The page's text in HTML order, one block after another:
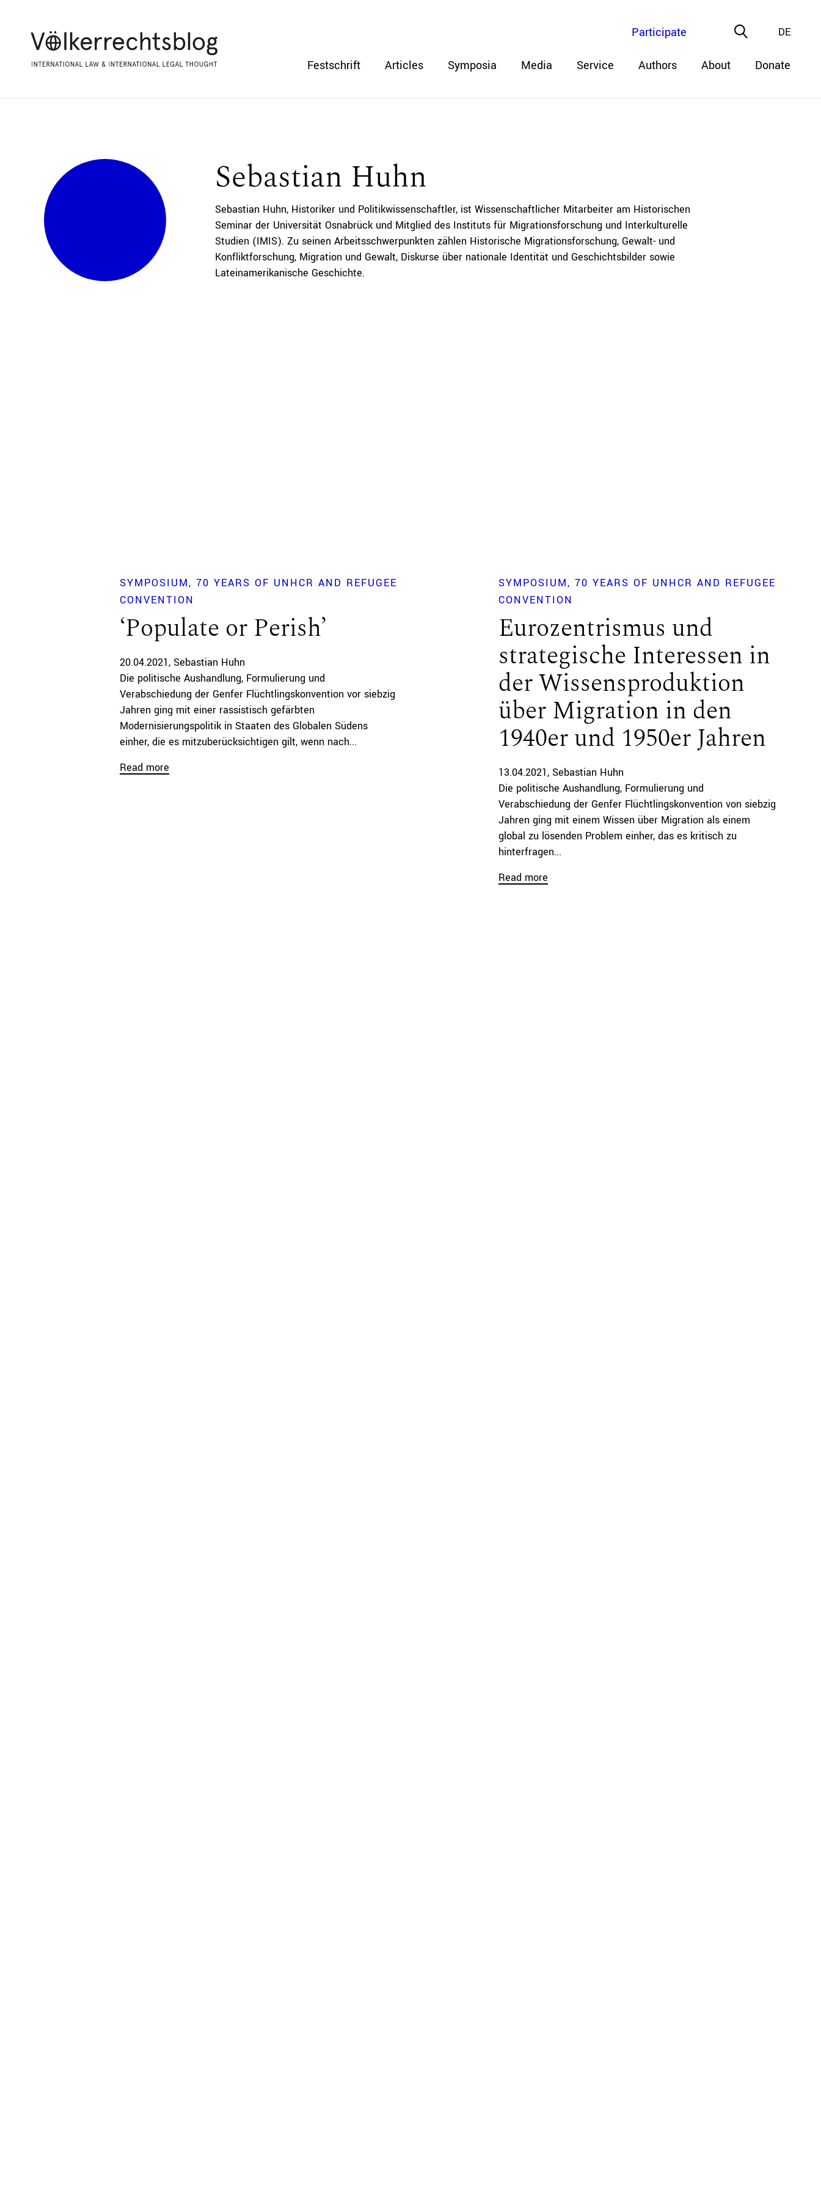
Festschrift Articles Symposia Media Service Authors About Donate
DE
Participate
Sebastian Huhn
Sebastian Huhn, Historiker und Politikwissenschaftler, ist Wissenschaftlicher Mitarbeiter am Historischen
Seminar der Universität Osnabrück und Mitglied des Instituts für Migrationsforschung und Interkulturelle
Studien (IMIS). Zu seinen Arbeitsschwerpunkten zählen Historische Migrationsforschung, Gewalt- und
Konfliktforschung, Migration und Gewalt, Diskurse über nationale Identität und Geschichtsbilder sowie
Lateinamerikanische Geschichte.
SYMPOSIUM
70 YEARS OF UNHCR AND REFUGEE
CONVENTION
‘Populate or Perish’
20.04.2021 Sebastian Huhn
Die politische Aushandlung, Formulierung und
Verabschiedung der Genfer Flüchtlingskonvention vor siebzig
Jahren ging mit einer rassistisch gefärbten
Modernisierungspolitik in Staaten des Globalen Südens
einher, die es mitzuberücksichtigen gilt, wenn nach...
Read more
SYMPOSIUM
70 YEARS OF UNHCR AND REFUGEE
CONVENTION
Eurozentrismus und
strategische Interessen in
der Wissensproduktion
über Migration in den
1940er und 1950er Jahren
13.04.2021 Sebastian Huhn
Die politische Aushandlung, Formulierung und
Verabschiedung der Genfer Flüchtlingskonvention von siebzig
Jahren ging mit einem Wissen über Migration als einem
global zu lösenden Problem einher, das es kritisch zu
hinterfragen...
Read more